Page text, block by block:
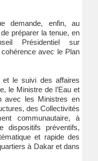
demande, enfin, au
préparer la tenue, en
Présidentiel sur
cohérence avec le Plan
le suivi des affaires
le Ministre de l’Eau et
avec les Ministres en
des Collectivités
communautaire, à
dispositifs préventifs,
et rapide des
à Dakar et dans